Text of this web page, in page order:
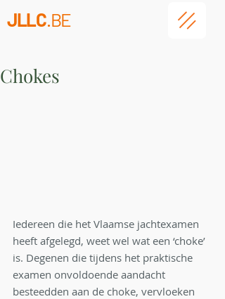
JLLC.BE
Chokes
Iedereen die het Vlaamse jachtexamen
heeft afgelegd, weet wel wat een ‘choke’
is. Degenen die tijdens het praktische
examen onvoldoende aandacht
besteedden aan de choke, vervloeken